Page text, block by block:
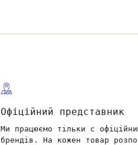
Офіційний представник
Ми працюємо тільки с
брендів. На кожен товар